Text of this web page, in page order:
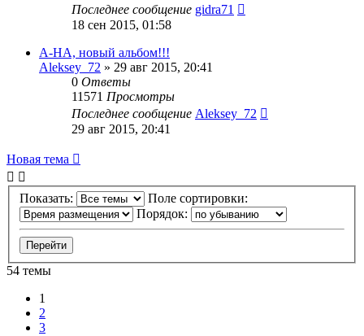
Последнее сообщение gidra71
18 сен 2015, 01:58
A-HA, новый альбом!!!
Aleksey_72 » 29 авг 2015, 20:41
0 Ответы
11571 Просмотры
Последнее сообщение Aleksey_72
29 авг 2015, 20:41
Новая тема
Показать:
Поле сортировки:
Порядок:
54 темы
1
2
3